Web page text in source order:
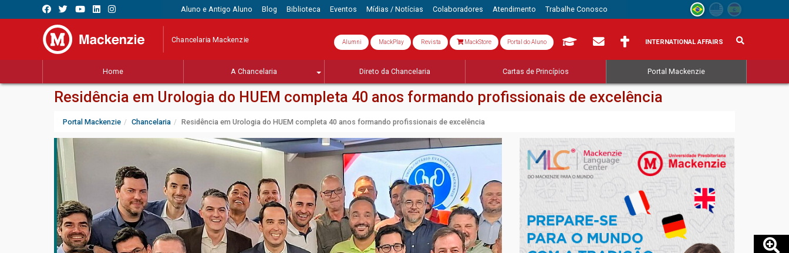
Aluno e Antigo Aluno Blog Biblioteca Eventos Mídias / Notícias Colaboradores Atendimento Trabalhe Conosco
Chancelaria Mackenzie Alumni MackPlay Revista MackStore Portal do Aluno INTERNATIONAL AFFAIRS
Home A Chancelaria Direto da Chancelaria Cartas de Princípios Portal Mackenzie
Residência em Urologia do HUEM completa 40 anos formando profissionais de excelência
Portal Mackenzie Chancelaria Residência em Urologia do HUEM completa 40 anos formando profissionais de excelência